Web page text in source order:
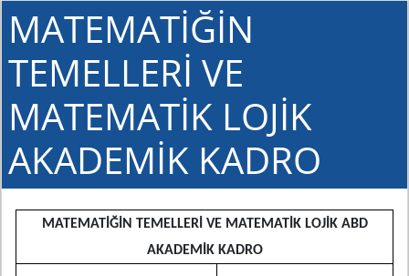
MATEMATİĞİN
TEMELLERİ VE
MATEMATİK LOJİK
AKADEMİK KADRO
MATEMATİĞİN TEMELLERİ VE MATEMATİK LOJİK ABD
AKADEMİK KADRO